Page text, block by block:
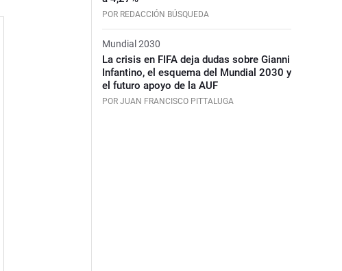
POR REDACCIÓN BÚSQUEDA
Mundial 2030
La crisis en FIFA deja dudas sobre Gianni
Infantino, el esquema del Mundial 2030 y
el futuro apoyo de la AUF
POR JUAN FRANCISCO PITTALUGA